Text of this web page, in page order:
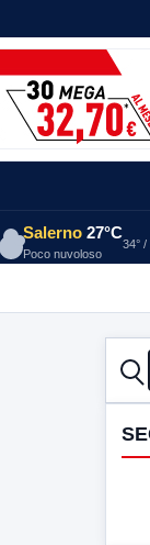
Salerno 27°C
Poco nuvoloso
34° /